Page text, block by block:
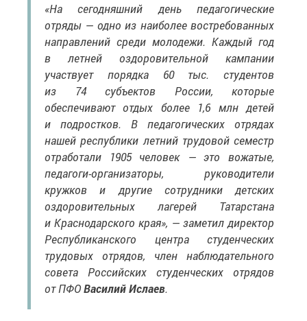
«На сегодняшний день педагогические
отряды — одно из наиболее востребованных
направлений среди молодежи. Каждый год
в летней оздоровительной кампании
участвует порядка 60 тыс. студентов
из 74 субъектов России, которые
обеспечивают отдых более 1,6 млн детей
и подростков. В педагогических отрядах
нашей республики летний трудовой семестр
отработали 1905 человек — это вожатые,
педагоги-организаторы, руководители
кружков и другие сотрудники детских
оздоровительных лагерей Татарстана
и Краснодарского края», — заметил директор
Республиканского центра студенческих
трудовых отрядов, член наблюдательного
совета Российских студенческих отрядов
от ПФОВасилий Ислаев.